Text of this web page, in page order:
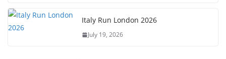
Italy Run London 2026
July 19, 2026